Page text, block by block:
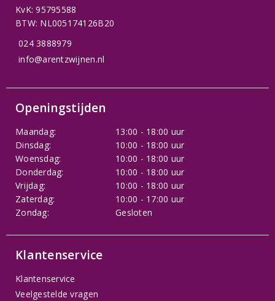
KvK: 95795588
BTW: NL005174126B20
024 3888979
info@arentzwijnen.nl
Openingstijden
Maandag:
13:00 - 18:00 uur
Dinsdag:
10:00 - 18:00 uur
Woensdag:
10:00 - 18:00 uur
Donderdag:
10:00 - 18:00 uur
Vrijdag:
10:00 - 18:00 uur
Zaterdag:
10:00 - 17:00 uur
Zondag:
Gesloten
Klantenservice
Klantenservice
Veelgestelde vragen